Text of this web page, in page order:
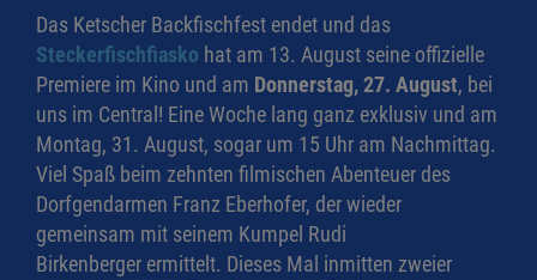
Das Ketscher Backfischfest endet und das
Steckerfischfiasko hat am 13. August seine offizielle
Premiere im Kino und am Donnerstag, 27. August, bei
uns im Central! Eine Woche lang ganz exklusiv und am
Montag, 31. August, sogar um 15 Uhr am Nachmittag.
Viel Spaß beim zehnten filmischen Abenteuer des
Dorfgendarmen Franz Eberhofer, der wieder
gemeinsam mit seinem Kumpel Rudi
Birkenberger ermittelt. Dieses Mal inmitten zweier